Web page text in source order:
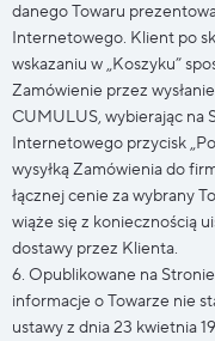
danego Towaru
Internetowego. Klient po
wskazaniu w „Koszyku”
Zamówienie przez
CUMULUS, wybierając na
Internetowego przycisk
wysyłką Zamówienia do
łącznej cenie za wybrany
wiąże się z koniecznością
dostawy przez Klienta.
6. Opublikowane na
informacje o Towarze nie
ustawy z dnia 23 kwietnia